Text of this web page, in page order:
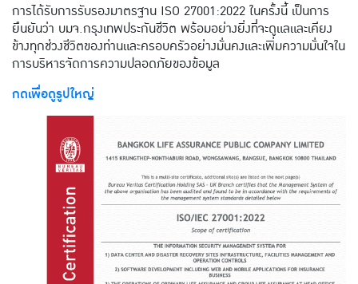
การได้รับการรับรองมาตรฐาน ISO 27001:2022 ในครั้งนี้ เป็นการ
ยืนยันว่า บมจ.กรุงเทพประกันชีวิต พร้อมอย่างยิ่งที่จะดูแลและเคียง
ข้างทุกช่วงชีวิตของท่านและครอบครัวอย่างมั่นคงและเพิ่มความมั่นใจใน
การบริหารจัดการความปลอดภัยของข้อมูล
​กดเพื่อดูรูปใหญ่